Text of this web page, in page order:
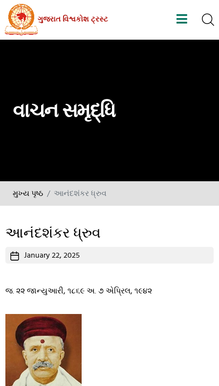
Skip
the
ગુજરાત વિશ્વકોશ ટ્રસ્ટ
વાચન સમૃદ્ધિ
મુખ્ય પૃષ્ઠ આનંદશંકર ધ્રુવ
આનંદશંકર ધ્રુવ
Post January 22, 2025
જ. ૨૨ જાન્યુઆરી, ૧૮૬૯ અ. ૭ એપ્રિલ, ૧૯૪૨